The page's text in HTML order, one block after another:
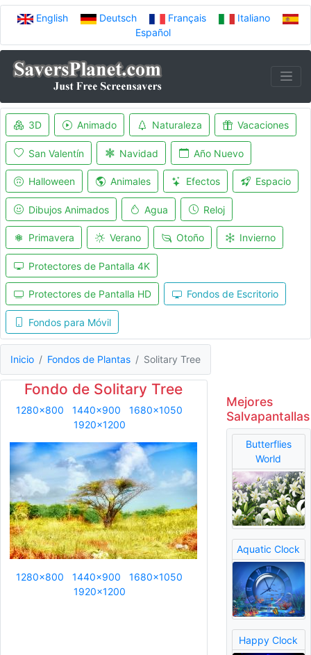
English Deutsch Français
Italiano
Español
3D Animado Naturaleza Vacaciones
San Valentín Navidad Año Nuevo
Halloween Animales Efectos Espacio
Dibujos Animados Agua Reloj
Primavera Verano Otoño Invierno
Protectores de Pantalla 4K
Protectores de Pantalla HD Fondos de Escritorio
Fondos para Móvil
Inicio Fondos de Plantas Solitary Tree
Fondo de Solitary Tree
1280x800 1440x900
1680x1050
1920x1200
1280x800 1440x900
1680x1050
1920x1200
Mejores
Salvapantallas
Butterflies
World
Aquatic Clock
Happy Clock